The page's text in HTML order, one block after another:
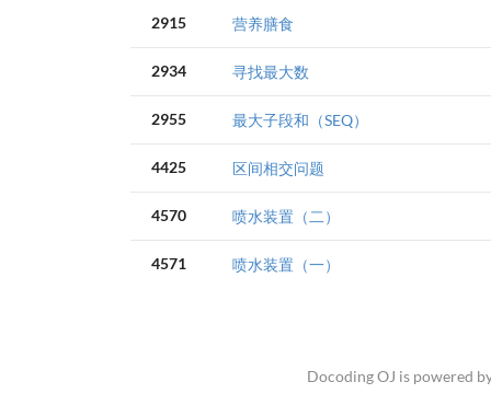
2915 营养膳食
2934 寻找最大数
2955 最大子段和（SEQ）
4425 区间相交问题
4570 喷水装置（二）
4571 喷水装置（一）
Docoding OJ is powered